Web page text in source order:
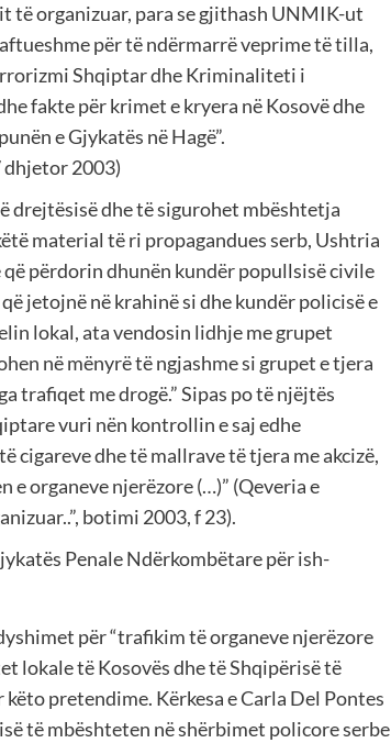
organizuar, para se gjithash UNMIK-ut
për të ndërmarrë veprime të tilla,
Shqiptar dhe Kriminaliteti i
fakte për krimet e kryera në Kosovë dhe
e Gjykatës në Hagë”.
2003)
drejtësisë dhe të sigurohet mbështetja
material të ri propagandues serb, Ushtria
përdorin dhunën kundër popullsisë civile
jetojnë në krahinë si dhe kundër policisë e
lokal, ata vendosin lidhje me grupet
në mënyrë të ngjashme si grupet e tjera
trafiqet me drogë.” Sipas po të njëjtës
vuri nën kontrollin e saj edhe
dhe të mallrave të tjera me akcizë,
organeve njerëzore (…)” (Qeveria e
botimi 2003, f 23).
Penale Ndërkombëtare për ish-
për “trafikim të organeve njerëzore
lokale të Kosovës dhe të Shqipërisë të
pretendime. Kërkesa e Carla Del Pontes
të mbështeten në shërbimet policore serbe